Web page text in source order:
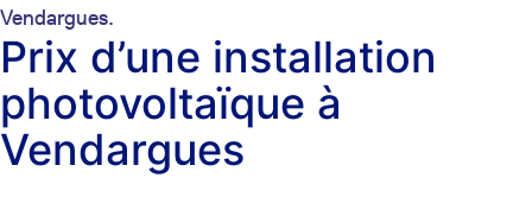
Vendargues.
Prix d’une installation
photovoltaïque à
Vendargues